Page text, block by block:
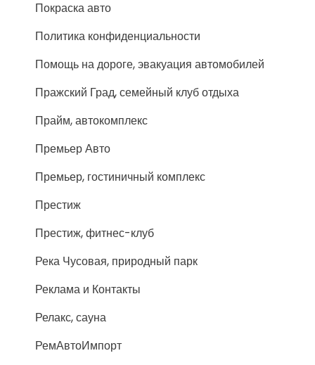
Покраска авто
Политика конфиденциальности
Помощь на дороге, эвакуация автомобилей
Пражский Град, семейный клуб отдыха
Прайм, автокомплекс
Премьер Авто
Премьер, гостиничный комплекс
Престиж
Престиж, фитнес-клуб
Река Чусовая, природный парк
Реклама и Контакты
Релакс, сауна
РемАвтоИмпорт